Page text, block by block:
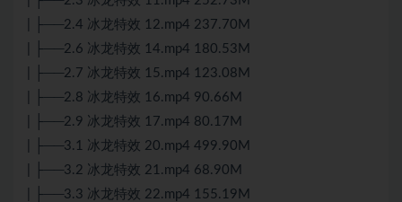
| ├──2.4 冰龙特效 12.mp4 237.70M
| ├──2.6 冰龙特效 14.mp4 180.53M
| ├──2.7 冰龙特效 15.mp4 123.08M
| ├──2.8 冰龙特效 16.mp4 90.66M
| ├──2.9 冰龙特效 17.mp4 80.17M
| ├──3.1 冰龙特效 20.mp4 499.90M
| ├──3.2 冰龙特效 21.mp4 68.90M
| ├──3.3 冰龙特效 22.mp4 155.19M